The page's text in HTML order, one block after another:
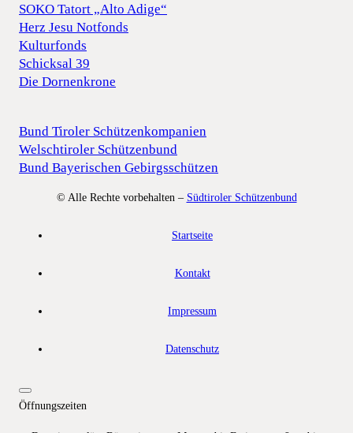
SOKO Tatort „Alto Adige“
Herz Jesu Notfonds
Kulturfonds
Schicksal 39
Die Dornenkrone
Bund Tiroler Schützenkompanien
Welschtiroler Schützenbund
Bund Bayerischen Gebirgsschützen
© Alle Rechte vorbehalten – Südtiroler Schützenbund
Startseite
Kontakt
Impressum
Datenschutz
Öffnungszeiten